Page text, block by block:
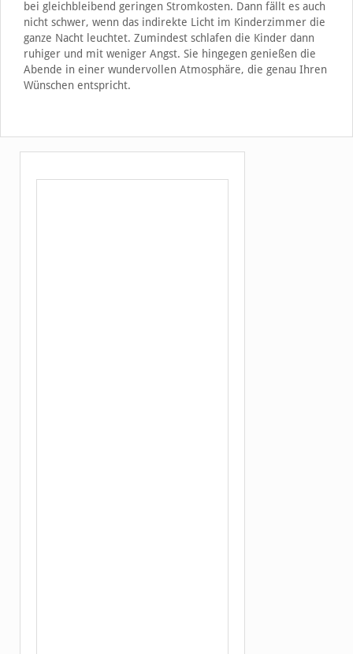
bei gleichbleibend geringen Stromkosten. Dann fällt es auch
nicht schwer, wenn das indirekte Licht im Kinderzimmer die
ganze Nacht leuchtet. Zumindest schlafen die Kinder dann
ruhiger und mit weniger Angst. Sie hingegen genießen die
Abende in einer wundervollen Atmosphäre, die genau Ihren
Wünschen entspricht.